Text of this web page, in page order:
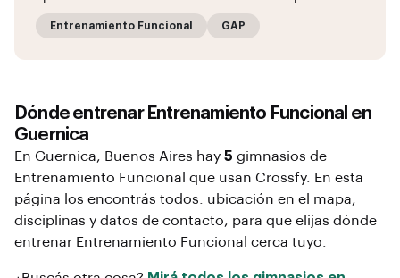
Entrenamiento Funcional GAP
Dónde entrenar Entrenamiento Funcional en
Guernica
En Guernica, Buenos Aires hay 5 gimnasios de
Entrenamiento Funcional que usan Crossfy. En esta
página los encontrás todos: ubicación en el mapa,
disciplinas y datos de contacto, para que elijas dónde
entrenar Entrenamiento Funcional cerca tuyo.